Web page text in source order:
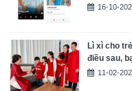
16-10-
Lì xì cho
điều sau,
11-02-